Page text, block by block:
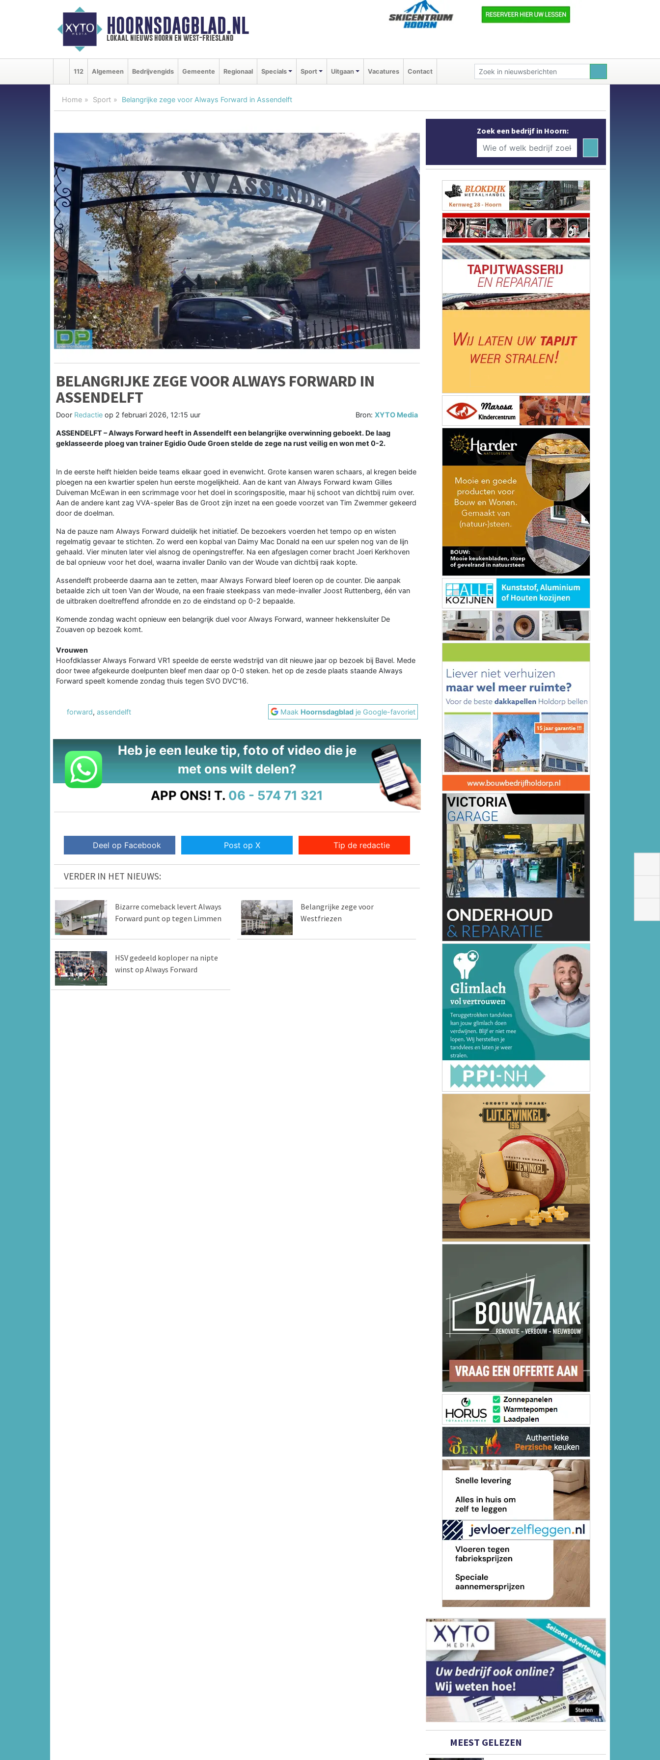
HOORNSDAGBLAD.NL
lokaal nieuws hoorn en west-friesland
112 Algemeen Bedrijvengids Gemeente Regionaal Specials Sport Uitgaan Vacatures Contact
Home Sport Belangrijke zege voor Always Forward in Assendelft
BELANGRIJKE ZEGE VOOR ALWAYS FORWARD IN
ASSENDELFT
Door Redactie op 2 februari 2026, 12:15 uur Bron:XYTO Media
ASSENDELFT – Always Forward heeft in Assendelft een belangrijke overwinning geboekt. De laag
geklasseerde ploeg van trainer Egidio Oude Groen stelde de zege na rust veilig en won met 0-2.
In de eerste helft hielden beide teams elkaar goed in evenwicht. Grote kansen waren schaars, al kregen beide
ploegen na een kwartier spelen hun eerste mogelijkheid. Aan de kant van Always Forward kwam Gilles
Duiveman McEwan in een scrimmage voor het doel in scoringspositie, maar hij schoot van dichtbij ruim over.
Aan de andere kant zag VVA-speler Bas de Groot zijn inzet na een goede voorzet van Tim Zwemmer gekeerd
door de doelman.
Na de pauze nam Always Forward duidelijk het initiatief. De bezoekers voerden het tempo op en wisten
regelmatig gevaar te stichten. Zo werd een kopbal van Daimy Mac Donald na een uur spelen nog van de lijn
gehaald. Vier minuten later viel alsnog de openingstreffer. Na een afgeslagen corner bracht Joeri Kerkhoven
de bal opnieuw voor het doel, waarna invaller Danilo van der Woude van dichtbij raak kopte.
Assendelft probeerde daarna aan te zetten, maar Always Forward bleef loeren op de counter. Die aanpak
betaalde zich uit toen Van der Woude, na een fraaie steekpass van mede-invaller Joost Ruttenberg, één van
de uitbraken doeltreffend afrondde en zo de eindstand op 0-2 bepaalde.
Komende zondag wacht opnieuw een belangrijk duel voor Always Forward, wanneer hekkensluiter De
Zouaven op bezoek komt.
Vrouwen
Hoofdklasser Always Forward VR1 speelde de eerste wedstrijd van dit nieuwe jaar op bezoek bij Bavel. Mede
door twee afgekeurde doelpunten bleef men daar op 0-0 steken. het op de zesde plaats staande Always
Forward speelt komende zondag thuis tegen SVO DVC'16.
forward, assendelft Maak Hoornsdagblad je Google-favoriet
Heb je een leuke tip, foto of video die je
met ons wilt delen?
APP ONS! T. 06 - 574 71 321
Deel op Facebook Post op X Tip de redactie
VERDER IN HET NIEUWS:
Bizarre comeback levert Always
Forward punt op tegen Limmen
Belangrijke zege voor
Westfriezen
HSV gedeeld koploper na nipte
winst op Always Forward
Zoek een bedrijf in Hoorn:
MEEST GELEZEN